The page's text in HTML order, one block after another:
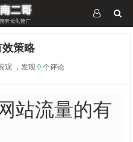
策略
观 ，发现 0 个评论
站流量的有